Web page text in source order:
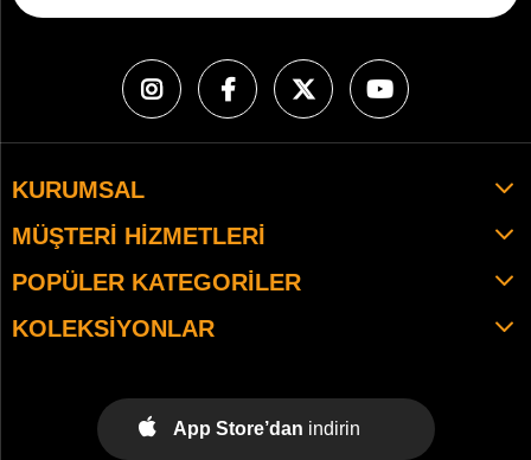
KURUMSAL
MÜŞTERI HIZMETLERI
POPÜLER KATEGORILER
KOLEKSIYONLAR
App Store’dan indirin